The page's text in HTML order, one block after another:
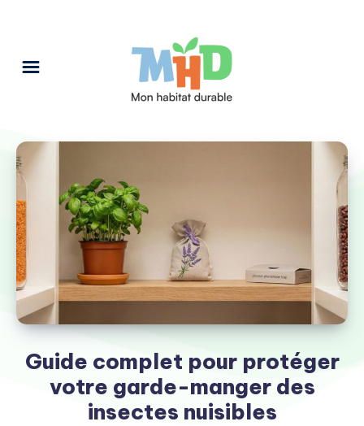
Guide complet pour protéger
votre garde-manger des
insectes nuisibles